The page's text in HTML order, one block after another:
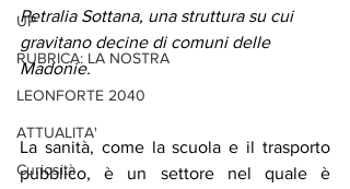
UP
RUBRICA: LA NOSTRA
LEONFORTE 2040
ATTUALITA'
Curiosità
Petralia Sottana, una struttura su cui
gravitano decine di comuni delle
Madonie.
La sanità, come la scuola e il trasporto
pubblico, è un settore nel quale è